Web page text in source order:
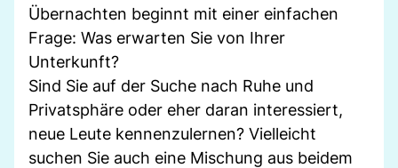
Übernachten beginnt mit einer einfachen
Frage: Was erwarten Sie von Ihrer
Unterkunft?
Sind Sie auf der Suche nach Ruhe und
Privatsphäre oder eher daran interessiert,
neue Leute kennenzulernen? Vielleicht
suchen Sie auch eine Mischung aus beidem